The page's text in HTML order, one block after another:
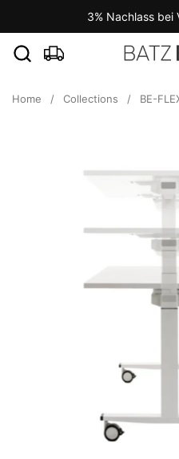
3% Nachlass bei
Home / Collections / BE-